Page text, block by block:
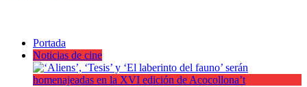
Portada
Noticias de cine